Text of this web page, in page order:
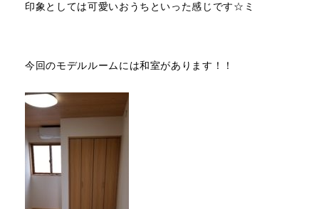
印象としては可愛いおうちといった感じです☆ミ
今回のモデルルームには和室があります！！